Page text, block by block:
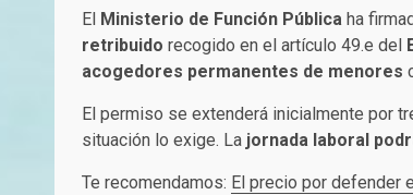
El Ministerio de Función Pública ha
retribuido recogido en el artículo 49.e del
acogedores permanentes de menores
El permiso se extenderá inicialmente por
situación lo exige. La jornada laboral
Te recomendamos: El precio por defender